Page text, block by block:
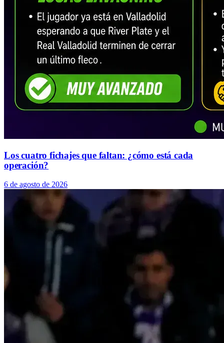
Los cuatro fichajes que faltan: ¿cómo está cada
operación?
6 de agosto de 2026